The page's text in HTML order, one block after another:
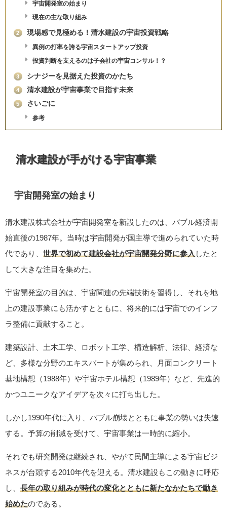
宇宙開発室の始まり
現在の主な取り組み
2 現場感で見極める！清水建設の宇宙投資戦略
異例の打率を誇る宇宙スタートアップ投資
投資判断を支えるのは子会社の宇宙コンサル！？
3 シナジーを見据えた投資のかたち
4 清水建設が宇宙事業で目指す未来
5 さいごに
参考
清水建設が手がける宇宙事業
宇宙開発室の始まり
清水建設株式会社が宇宙開発室を新設したのは、バブル経済開
始直後の1987年。当時は宇宙開発が国主導で進められていた時
代であり、 世界で初めて建設会社が宇宙開発分野に参入 したと
して大きな注目を集めた。
宇宙開発室の目的は、宇宙関連の先端技術を習得し、それを地
上の建設事業にも活かすとともに、将来的には宇宙でのインフ
ラ整備に貢献すること。
建築設計、土木工学、ロボット工学、構造解析、法律、経済な
ど、多様な分野のエキスパートが集められ、月面コンクリート
基地構想（1988年）や宇宙ホテル構想（1989年）など、先進的
かつユニークなアイデアを次々に打ち出した。
しかし1990年代に入り、バブル崩壊とともに事業の勢いは失速
する。予算の削減を受けて、宇宙事業は一時的に縮小。
それでも研究開発は継続され、やがて民間主導による宇宙ビジ
ネスが台頭する2010年代を迎える。清水建設もこの動きに呼応
し、 長年の取り組みが時代の変化とともに新たなかたちで動き
始めたのである。